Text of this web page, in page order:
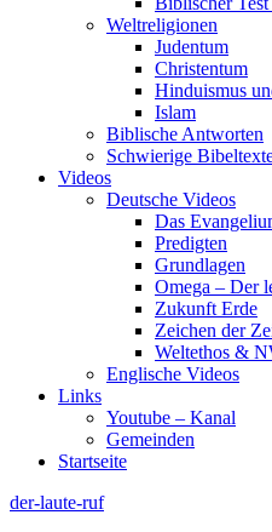
Weltreligionen
Judentum
Christentum
Hinduismus
Islam
Biblische Antworten
Schwierige
Videos
Deutsche Videos
Das
Predigten
Grundlagen
Omega – Der
Zukunft Erde
Zeichen der
Weltethos &
Englische Videos
Links
Youtube – Kanal
Gemeinden
Startseite
der-laute-ruf